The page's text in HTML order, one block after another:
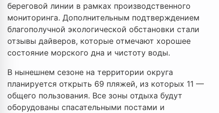
береговой линии в рамках производственного
мониторинга. Дополнительным подтверждением
благополучной экологической обстановки стали
отзывы дайверов, которые отмечают хорошее
состояние морского дна и чистоту воды.
В нынешнем сезоне на территории округа
планируется открыть 69 пляжей, из которых 11 —
общего пользования. Все зоны отдыха будут
оборудованы спасательными постами и